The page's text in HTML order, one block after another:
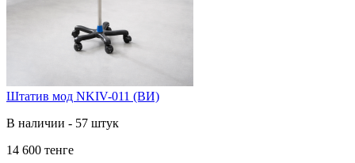
Штатив мод NKIV-011 (ВИ)
В наличии - 57 штук
14 600 тенге